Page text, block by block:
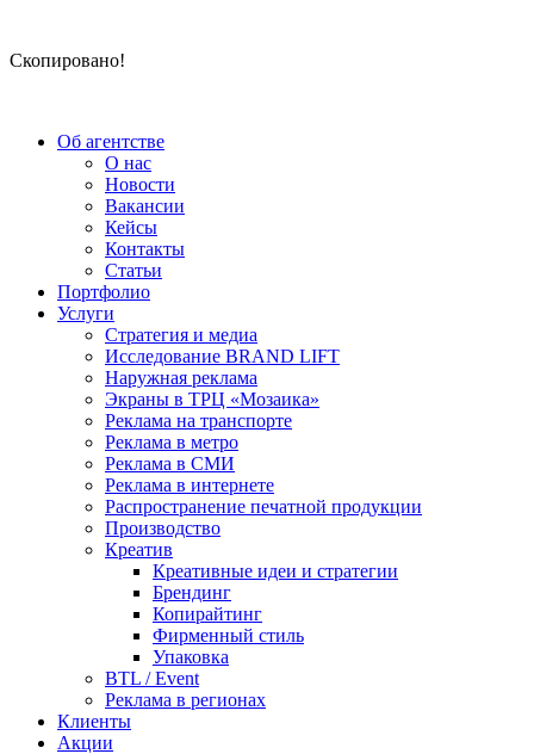
Скопировано!
Об агентстве
О нас
Новости
Вакансии
Кейсы
Контакты
Статьи
Портфолио
Услуги
Стратегия и медиа
Исследование BRAND LIFT
Наружная реклама
Экраны в ТРЦ «Мозаика»
Реклама на транспорте
Реклама в метро
Реклама в СМИ
Реклама в интернете
Распространение печатной продукции
Производство
Креатив
Креативные идеи и стратегии
Брендинг
Копирайтинг
Фирменный стиль
Упаковка
BTL / Event
Реклама в регионах
Клиенты
Акции